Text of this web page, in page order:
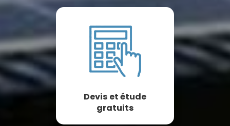
Devis et étude
gratuits